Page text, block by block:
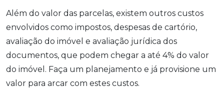
Além do valor das parcelas, existem outros custos
envolvidos como impostos, despesas de cartório,
avaliação do imóvel e avaliação jurídica dos
documentos, que podem chegar a até 4% do valor
do imóvel. Faça um planejamento e já provisione um
valor para arcar com estes custos.